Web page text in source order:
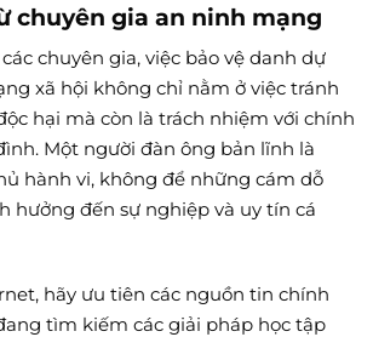
chuyên gia an ninh mạng
chuyên gia, việc bảo vệ danh dự
xã hội không chỉ nằm ở việc tránh
hại mà còn là trách nhiệm với chính
Một người đàn ông bản lĩnh là
hành vi, không để những cám dỗ
hưởng đến sự nghiệp và uy tín cá
hãy ưu tiên các nguồn tin chính
tìm kiếm các giải pháp học tập